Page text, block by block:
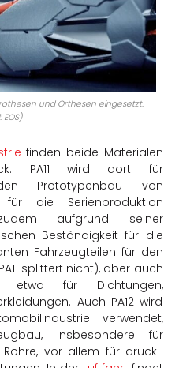
und Orthesen eingesetzt.
EOS)
finden beide Materialen
PA11 wird dort für
Prototypenbau von
die Serienproduktion
aufgrund seiner
Beständigkeit für die
Fahrzeugteilen für den
splittert nicht), aber auch
etwa für Dichtungen,
Auch PA12 wird
verwendet,
insbesondere für
vor allem für druck-